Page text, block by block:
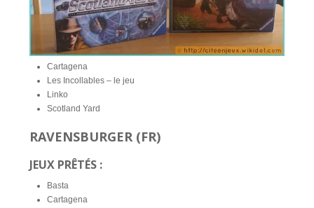
Cartagena
Les Incollables – le jeu
Linko
Scotland Yard
RAVENSBURGER (FR)
JEUX PRÊTÉS :
Basta
Cartagena